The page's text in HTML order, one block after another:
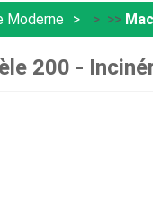
Moderne > >>
200 -